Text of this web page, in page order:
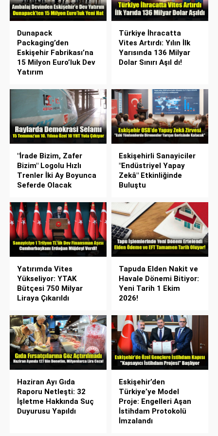
Dunapack
Packaging’den
Eskişehir Fabrikası’na
15 Milyon Euro’luk Dev
Yatırım
Türkiye İhracatta
Vites Artırdı: Yılın İlk
Yarısında 136 Milyar
Dolar Sınırı Aşıl dı!
"İrade Bizim, Zafer
Bizim" Logolu Hızlı
Trenler İki Ay Boyunca
Seferde Olacak
Eskişehirli Sanayiciler
"Endüstriyel Yapay
Zekâ" Etkinliğinde
Buluştu
Yatırımda Vites
Yükseliyor: YTAK
Bütçesi 750 Milyar
Liraya Çıkarıldı
Tapuda Elden Nakit ve
Havale Dönemi Bitiyor:
Yeni Tarih 1 Ekim
2026!
Haziran Ayı Gıda
Raporu Netleşti: 32
İşletme Hakkında Suç
Duyurusu Yapıldı
Eskişehir’den
Türkiye’ye Model
Proje: Engelleri Aşan
İstihdam Protokolü
İmzalandı